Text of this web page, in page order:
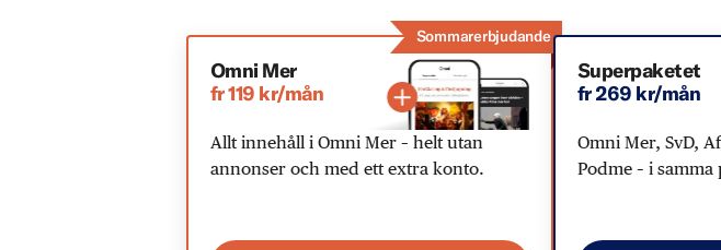
Sommarerbjudande
Omni Mer
fr 119 kr/mån
Allt innehåll i Omni Mer – helt utan
annonser och med ett extra konto.
Superpaketet
fr 269 kr/mån
Omni Mer, SvD,
Podme – i